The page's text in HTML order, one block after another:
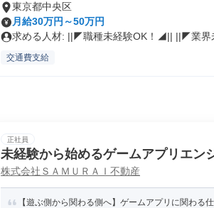
東京都中央区
月給30万円～50万円
求める人材: ||◤職種未経験OK！◢|| ||◤業界
交通費支給
正社員
未経験から始めるゲームアプリエン
株式会社ＳＡＭＵＲＡＩ不動産
【遊ぶ側から関わる側へ】ゲームアプリに関わる